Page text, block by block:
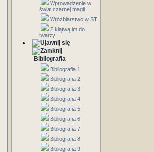
Wprowadzenie w
świat czarnej magii
Wróżbiarstwo w ST
Z klątwą im do
twarzy
Bibliografia
Bibliografia 1
Bibliografia 2
Bibliografia 3
Bibliografia 4
Bibliografia 5
Bibliografia 6
Bibliografia 7
Bibliografia 8
Bibliografia 9